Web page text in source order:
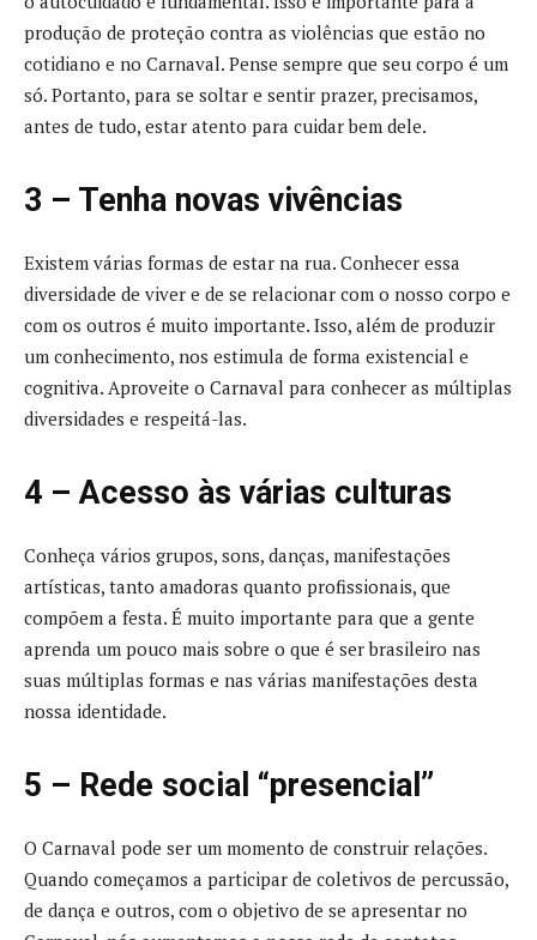
produção de proteção contra as violências que estão no
cotidiano e no Carnaval. Pense sempre que seu corpo é um
só. Portanto, para se soltar e sentir prazer, precisamos,
antes de tudo, estar atento para cuidar bem dele.
3 – Tenha novas vivências
Existem várias formas de estar na rua. Conhecer essa
diversidade de viver e de se relacionar com o nosso corpo e
com os outros é muito importante. Isso, além de produzir
um conhecimento, nos estimula de forma existencial e
cognitiva. Aproveite o Carnaval para conhecer as múltiplas
diversidades e respeitá-las.
4 – Acesso às várias culturas
Conheça vários grupos, sons, danças, manifestações
artísticas, tanto amadoras quanto profissionais, que
compõem a festa. É muito importante para que a gente
aprenda um pouco mais sobre o que é ser brasileiro nas
suas múltiplas formas e nas várias manifestações desta
nossa identidade.
5 – Rede social “presencial”
O Carnaval pode ser um momento de construir relações.
Quando começamos a participar de coletivos de percussão,
de dança e outros, com o objetivo de se apresentar no